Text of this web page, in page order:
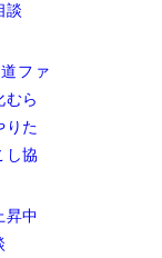
談
ファ
むら
りた
し協
昇中